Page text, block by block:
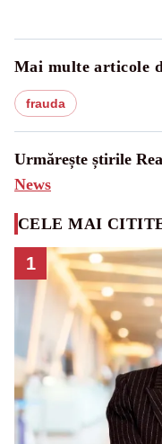
Mai multe articole
frauda
Urmărește știrile
News
CELE MAI
1